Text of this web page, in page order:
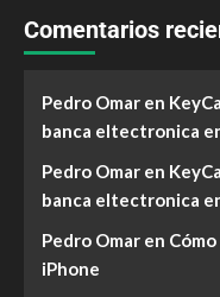
Comentarios
Pedro Omar en
banca eltectronica
Pedro Omar en
banca eltectronica
Pedro Omar en
iPhone